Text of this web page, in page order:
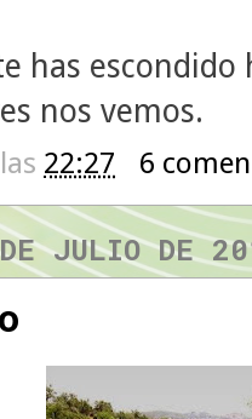
has escondido
nos vemos.
22:27 6
JULIO DE